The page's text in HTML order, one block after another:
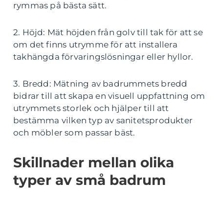
rymmas på bästa sätt.
2. Höjd: Mät höjden från golv till tak för att se
om det finns utrymme för att installera
takhängda förvaringslösningar eller hyllor.
3. Bredd: Mätning av badrummets bredd
bidrar till att skapa en visuell uppfattning om
utrymmets storlek och hjälper till att
bestämma vilken typ av sanitetsprodukter
och möbler som passar bäst.
Skillnader mellan olika
typer av små badrum